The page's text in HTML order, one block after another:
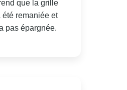
que la grille
remaniée et
pas épargnée.